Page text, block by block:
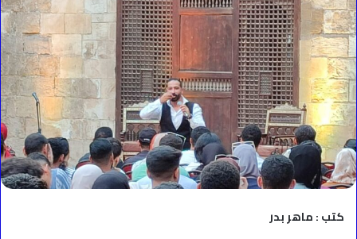
كتب : ماهر بدر